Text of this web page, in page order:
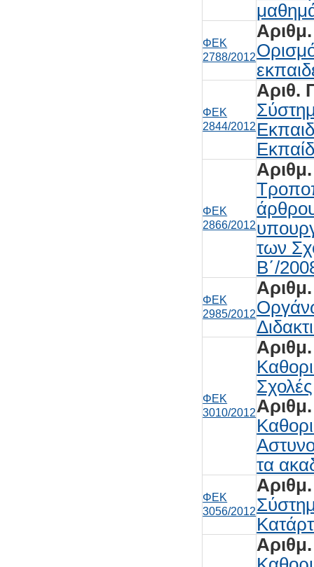
ΦΕΚ
2788/2012
ΦΕΚ
2844/2012
Αριθ.
ΦΕΚ
2866/2012
των
Β΄/
ΦΕΚ
2985/2012
ΦΕΚ
3010/2012
τα
ΦΕΚ
3056/2012